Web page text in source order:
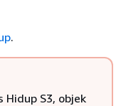
.
Hidup S3, objek